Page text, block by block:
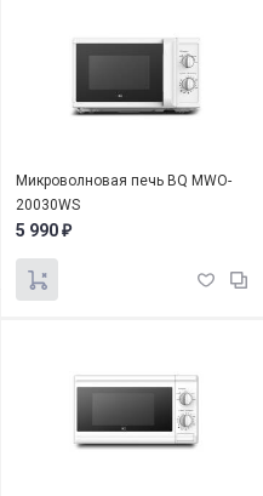
Микроволновая печь BQ MWO-
20030WS
5 990 ₽